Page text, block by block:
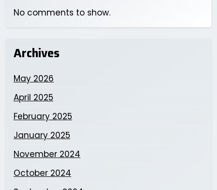
No comments to show.
Archives
May 2026
April 2025
February 2025
January 2025
November 2024
October 2024